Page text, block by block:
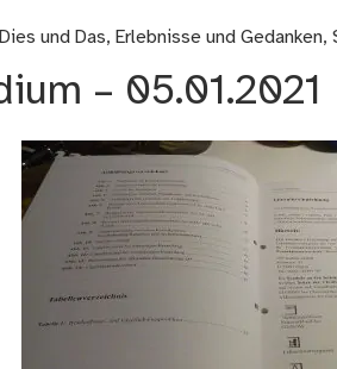
Dies und Das, Erlebnisse und Gedanken,
– 05.01.2021